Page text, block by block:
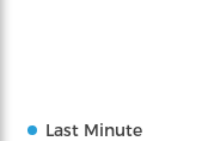
Last Minute